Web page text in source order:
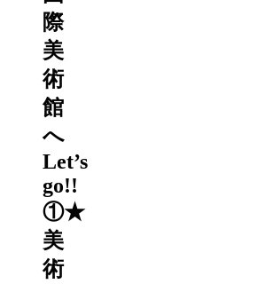
際
美
術
館
へ
Let’s
go!!
①★
美
術